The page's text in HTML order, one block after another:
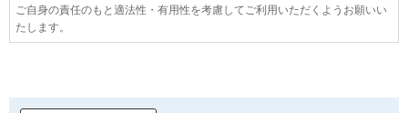
ご自身の責任のもと適法性・有用性を考慮してご利用いただくようお願いい
たします。